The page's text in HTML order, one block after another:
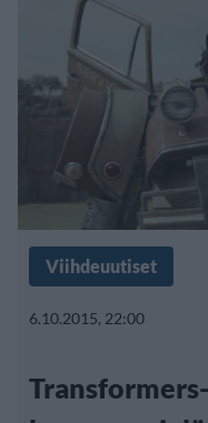
Viihdeuutiset
6.10.2015, 22:00